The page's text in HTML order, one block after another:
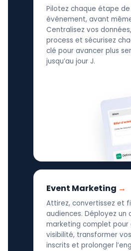
Pilotez chaque étape
événement, avant
Centralisez vos
process et sécurisez
clé pour avancer plus
jusqu’au jour J.
Event Marketing
Attirez, convertissez et
audiences. Déployez un
marketing complet pour
visibilité, transformer
inscrits et prolonger